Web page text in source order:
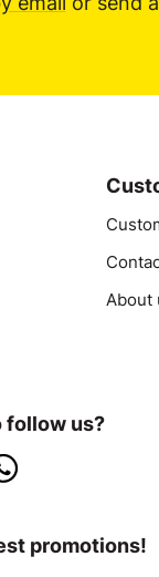
About
follow us?
promotions!